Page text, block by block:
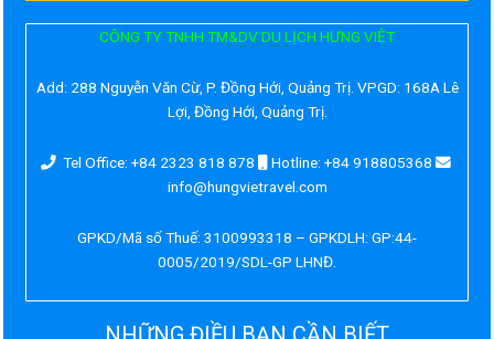
CÔNG TY TNHH TM&DV DU LỊCH HƯNG VIỆT
Add: 288 Nguyễn Văn Cừ, P. Đồng Hới, Quảng Trị. VPGD: 168A Lê
Lợi, Đồng Hới, Quảng Trị.
Tel Office: +84 2323 818 878
Hotline: +84 918805368
info@hungvietravel.com
GPKD/Mã số Thuế: 3100993318 – GPKDLH: GP:44-
0005/2019/SDL-GP LHNĐ.